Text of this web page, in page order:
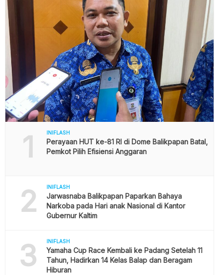
1 INIFLASH
Perayaan HUT ke-81 RI di Dome Balikpapan Batal,
Pemkot Pilih Efisiensi Anggaran
2 INIFLASH
Jarwasnaba Balikpapan Paparkan Bahaya
Narkoba pada Hari anak Nasional di Kantor
Gubernur Kaltim
3 INIFLASH
Yamaha Cup Race Kembali ke Padang Setelah 11
Tahun, Hadirkan 14 Kelas Balap dan Beragam
Hiburan